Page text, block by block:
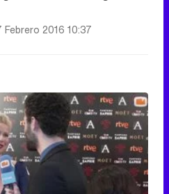
Febrero 2016 10:37